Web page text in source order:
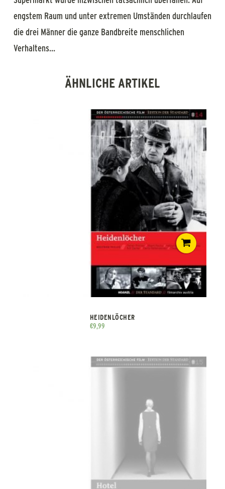
engstem Raum und unter extremen Umständen durchlaufen
die drei Männer die ganze Bandbreite menschlichen
Verhaltens...
ÄHNLICHE ARTIKEL
HEIDENLÖCHER
€9,99